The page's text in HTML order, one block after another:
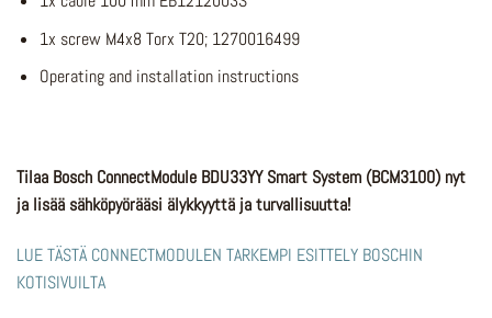
1x screw M4x8 Torx T20; 1270016499
Operating and installation instructions
Tilaa Bosch ConnectModule BDU33YY Smart System (BCM3100) nyt
ja lisää sähköpyörääsi älykkyyttä ja turvallisuutta!
LUE TÄSTÄ CONNECTMODULEN TARKEMPI ESITTELY BOSCHIN
KOTISIVUILTA